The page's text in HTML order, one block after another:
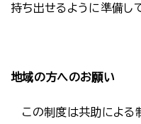
持ち出せるように準備し
地域の方へのお願い
この制度は共助による